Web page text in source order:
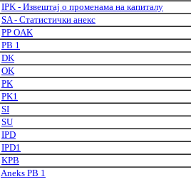
IPK - Извештај о променама на капиталу
SA - Статистички анекс
PP OAK
PB 1
DK
OK
PK
PK1
SI
SU
IPD
IPD1
KPB
Aneks PB 1